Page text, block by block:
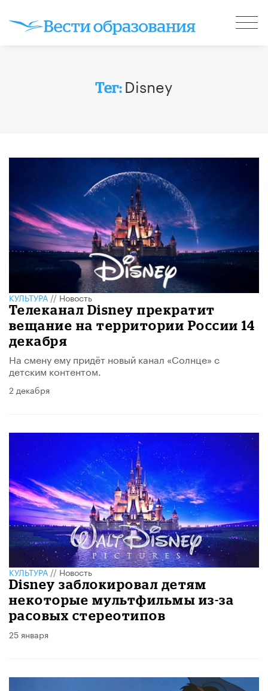
Тег: Disney
КУЛЬТУРА//Новость
Телеканал Disney прекратит
вещание на территории России 14
декабря
На смену ему придёт новый канал «Солнце» с
детским контентом.
2 декабря
КУЛЬТУРА//Новость
Disney заблокировал детям
некоторые мультфильмы из-за
расовых стереотипов
25 января